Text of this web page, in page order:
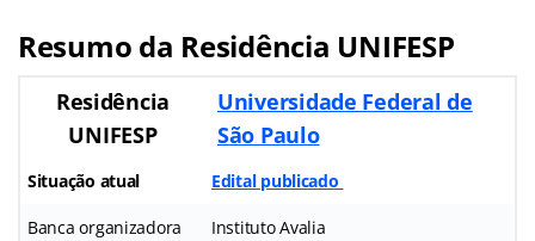
Resumo da Residência UNIFESP
Residência
UNIFESP
Universidade Federal de
São Paulo
Situação atual Edital publicado
Banca organizadora Instituto Avalia